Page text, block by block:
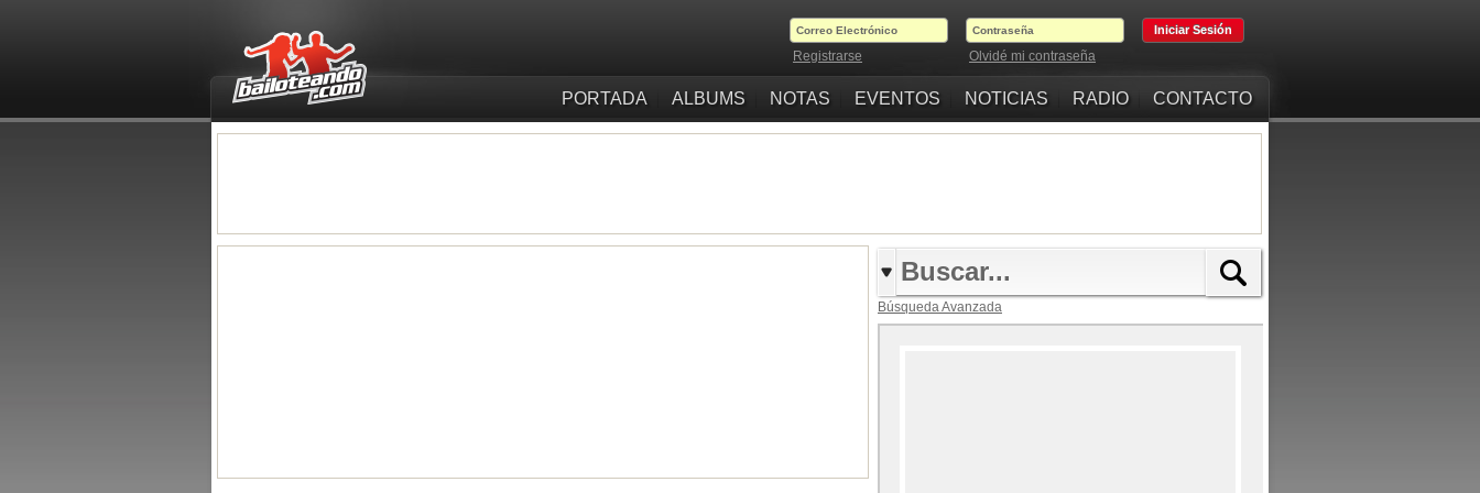
Registrarse Olvidé mi contraseña
PORTADA ALBUMS NOTAS EVENTOS NOTICIAS RADIO CONTACTO
Búsqueda Avanzada